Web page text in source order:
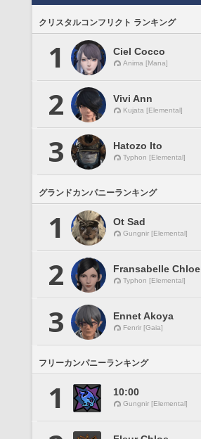
クリスタルコンフリクト ランキング
1 Ciel Cocco
Anima [Mana]
2 Vivi Ann
Kujata [Elemental]
3 Hatozo Ito
Typhon [Elemental]
グランドカンパニーランキング
1 Ot Sad
Gungnir [Elemental]
2 Fransabelle Chloe
Typhon [Elemental]
3 Ennet Akoya
Fenrir [Gaia]
フリーカンパニーランキング
1 10:00
Gungnir [Elemental]